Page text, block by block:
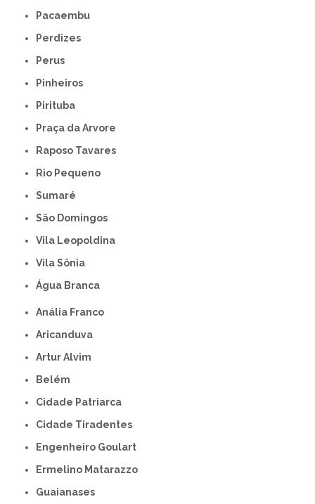
Pacaembu
Perdizes
Perus
Pinheiros
Pirituba
Praça da Arvore
Raposo Tavares
Rio Pequeno
Sumaré
São Domingos
Vila Leopoldina
Vila Sônia
Água Branca
Anália Franco
Aricanduva
Artur Alvim
Belém
Cidade Patriarca
Cidade Tiradentes
Engenheiro Goulart
Ermelino Matarazzo
Guaianases